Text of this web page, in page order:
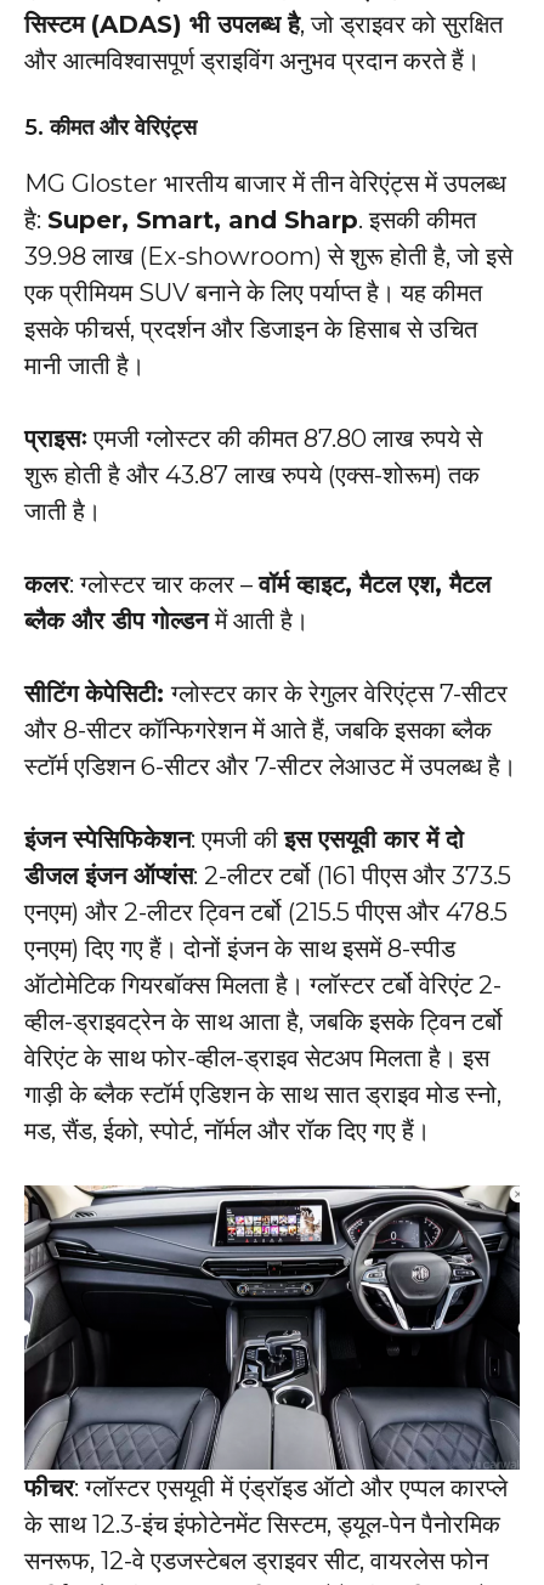
सिस्टम (ADAS) भी उपलब्ध है, जो ड्राइवर को सुरक्षित
और आत्मविश्वासपूर्ण ड्राइविंग अनुभव प्रदान करते हैं।
5.कीमत और वेरिएंट्स
MG Gloster भारतीय बाजार में तीन वेरिएंट्स में उपलब्ध
है: Super, Smart, and Sharp. इसकी कीमत ₹
39.98 लाख (Ex-showroom) से शुरू होती है, जो इसे
एक प्रीमियम SUV बनाने के लिए पर्याप्त है। यह कीमत
इसके फीचर्स, प्रदर्शन और डिजाइन के हिसाब से उचित
मानी जाती है।
प्राइसःएमजी ग्लोस्टर की कीमत 87.80 लाख रुपये से
शुरू होती है और 43.87 लाख रुपये (एक्स-शोरूम) तक
जाती है।
कलर: ग्लोस्टर चार कलर –वॉर्म व्हाइट, मैटल एश, मैटल
ब्लैक और डीप गोल्डनमें आती है।
सीटिंग केपेसिटी:ग्लोस्टर कार के रेगुलर वेरिएंट्स 7-सीटर
और 8-सीटर कॉन्फिगरेशन में आते हैं, जबकि इसका ब्लैक
स्टॉर्म एडिशन 6-सीटर और 7-सीटर लेआउट में उपलब्ध है।
इंजन स्पेसिफिकेशन: एमजी कीइस एसयूवी कार में दो
डीजल इंजन ऑप्शंस: 2-लीटर टर्बो (161 पीएस और 373.5
एनएम) और 2-लीटर ट्विन टर्बो (215.5 पीएस और 478.5
एनएम) दिए गए हैं। दोनों इंजन के साथ इसमें 8-स्पीड
ऑटोमेटिक गियरबॉक्स मिलता है। ग्लॉस्टर टर्बो वेरिएंट 2-
व्हील-ड्राइवट्रेन के साथ आता है, जबकि इसके ट्विन टर्बो
वेरिएंट के साथ फोर-व्हील-ड्राइव सेटअप मिलता है। इस
गाड़ी के ब्लैक स्टॉर्म एडिशन के साथ सात ड्राइव मोड स्नो,
मड, सैंड, ईको, स्पोर्ट, नॉर्मल और रॉक दिए गए हैं।
फीचर: ग्लॉस्टर एसयूवी में एंड्रॉइड ऑटो और एप्पल कारप्ले
के साथ 12.3-इंच इंफोटेनमेंट सिस्टम, ड्यूल-पेन पैनोरमिक
सनरूफ, 12-वे एडजस्टेबल ड्राइवर सीट, वायरलेस फोन